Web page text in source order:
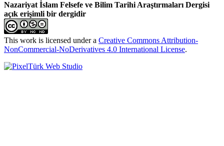
Nazariyat İslam Felsefe ve Bilim Tarihi Araştırmaları Dergisi
açık erişimli bir dergidir
This work is licensed under a Creative Commons Attribution-
NonCommercial-NoDerivatives 4.0 International License.